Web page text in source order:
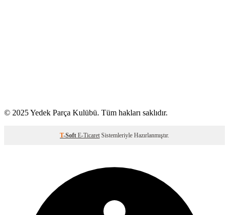
© 2025 Yedek Parça Kulübü. Tüm hakları saklıdır.
T-Soft E-Ticaret Sistemleriyle Hazırlanmıştır.